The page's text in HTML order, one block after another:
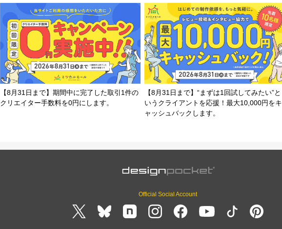
【8月31日まで】期間中に完了した取引1件の
クリエイター手数料を0円にします。
【8月31日まで】“まずは1回試してみたい”と
いうクライアントを応援！最大10,000円をキ
ャッシュバックします。
Official Social Account